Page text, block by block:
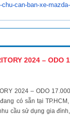
chu-can-ban-xe-
2024 – ODO
2024 – ODO
có sẵn tại
cầu sử dụng gia